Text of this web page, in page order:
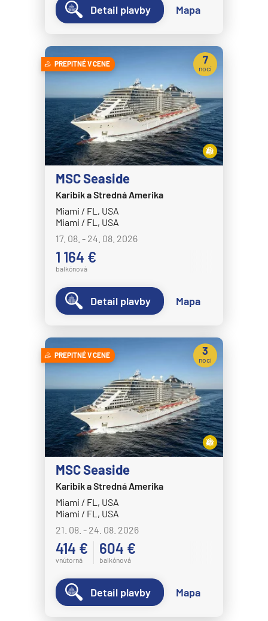
Detail plavby Mapa
PREPITNÉ V CENE
MSC Seaside
Karibik a Stredná Amerika
Miami / FL, USA
Miami / FL, USA
17. 08. - 24. 08. 2026
1 164 €
balkónová
7
nocí
Detail plavby Mapa
PREPITNÉ V CENE
MSC Seaside
Karibik a Stredná Amerika
Miami / FL, USA
Miami / FL, USA
21. 08. - 24. 08. 2026
414 €
vnútorná
604 €
balkónová
3
noci
Detail plavby Mapa